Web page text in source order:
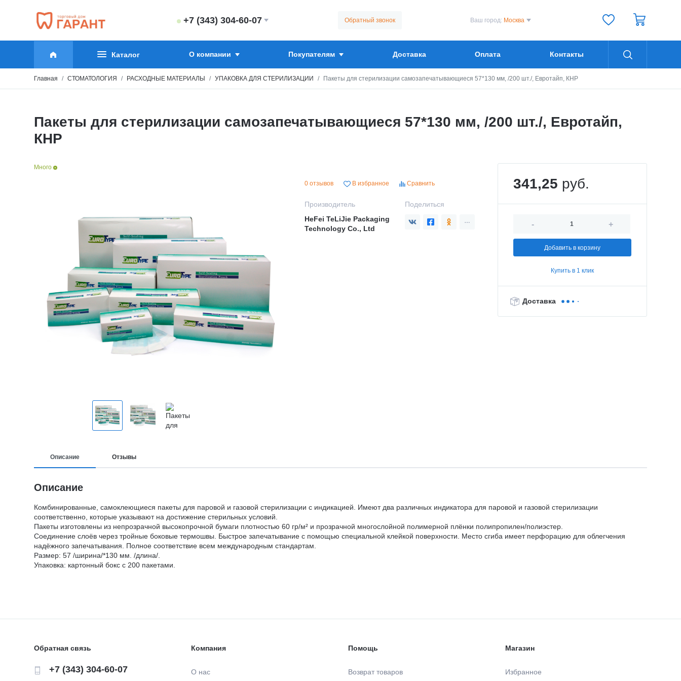
+7 (343) 304-60-07 Обратный звонок Ваш город: Москва
Каталог О компании Покупателям Доставка Оплата Контакты
Главная СТОМАТОЛОГИЯ РАСХОДНЫЕ МАТЕРИАЛЫ УПАКОВКА ДЛЯ СТЕРИЛИЗАЦИИ Пакеты для стерилизации самозапечатывающиеся 57*130 мм, /200 шт./, Евротайп, КНР
Пакеты для стерилизации самозапечатывающиеся 57*130 мм, /200 шт./, Евротайп,
КНР
Много
0 отзывов В избранное Сравнить
Производитель
HeFei TeLiJie Packaging
Technology Co., Ltd
Поделиться
341,25 руб.
- +
Добавить в корзину
Купить в 1 клик
Доставка
Описание Отзывы
Описание
Комбинированные, самоклеющиеся пакеты для паровой и газовой стерилизации с индикацией. Имеют два различных индикатора для паровой и газовой стерилизации
соответственно, которые указывают на достижение стерильных условий.
Пакеты изготовлены из непрозрачной высокопрочной бумаги плотностью 60 гр/м² и прозрачной многослойной полимерной плёнки полипропилен/полиэстер.
Соединение слоёв через тройные боковые термошвы. Быстрое запечатывание с помощью специальной клейкой поверхности. Место сгиба имеет перфорацию для облегчения
надёжного запечатывания. Полное соответствие всем международным стандартам.
Размер: 57 /ширина/*130 мм. /длина/.
Упаковка: картонный бокс с 200 пакетами.
Обратная связь
+7 (343) 304-60-07
Компания
О нас
Помощь
Возврат товаров
Магазин
Избранное